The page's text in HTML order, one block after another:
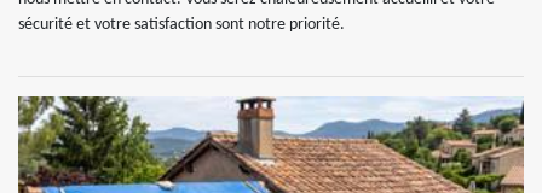
sécurité et votre satisfaction sont notre priorité.